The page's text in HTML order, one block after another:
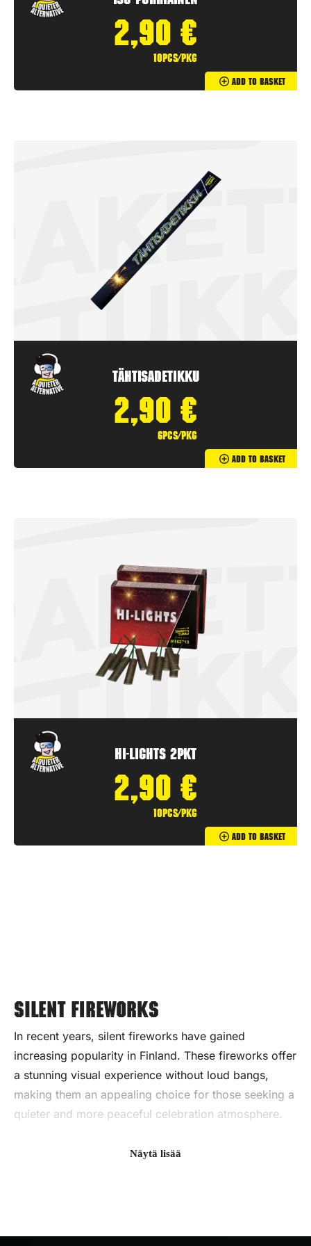
2,90 €
10pcs/pkg
Add To Basket
Tähtisadetikku
2,90 €
6pcs/pkg
Add To Basket
Hi-Lights 2pkt
2,90 €
10pcs/pkg
Add To Basket
Silent fireworks
In recent years, silent fireworks have gained
increasing popularity in Finland. These fireworks offer
a stunning visual experience without loud bangs,
making them an appealing choice for those seeking a
quieter and more peaceful celebration atmosphere.
What are Silent Fireworks?
produce less noise but do not compromise on visual
Näytä lisää